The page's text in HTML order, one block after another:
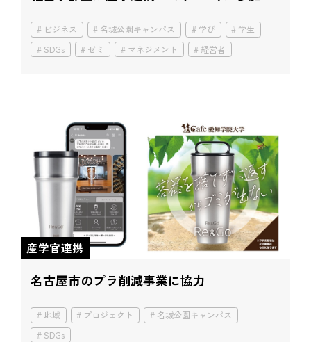
ビジネス 名城公園キャンパス 学び
学生
SDGs
ゼミ マネジメント 経営者
産学官連携
名古屋市のプラ削減事業に協力
地域 プロジェクト
名城公園キャンパス
SDGs